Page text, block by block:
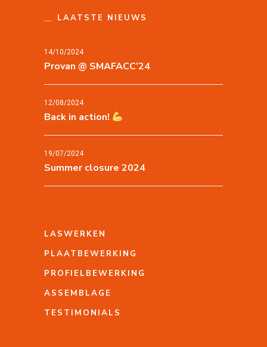
LAATSTE NIEUWS
Provan @ SMAFACC’24
14/10/2024
Back in action!
12/08/2024
Summer closure 2024
19/07/2024
LASWERKEN
PLAATBEWERKING
PROFIELBEWERKING
ASSEMBLAGE
TESTIMONIALS